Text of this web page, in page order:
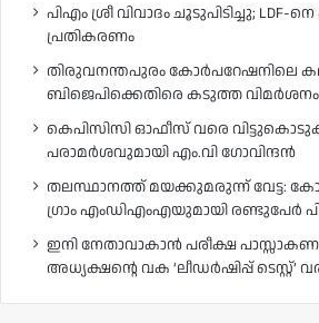
പിഎം ശ്രീ വിവാദം ചൂടുപിടിച്ചു; LDF-
പ്രതികരണം
തിരുവനന്തപുരം കോർപറേഷനിലെ
ബിജെപിക്കെതിരെ കടുത്ത വിമർശനം
കെപിസിസി ഓഫീസ് വരെ
പരാമർശവുമായി എം.വി ഗോവിന്ദൻ
തലസ്ഥാനത്ത് മയക്കുമരുന്ന് വേട്ട:
ഗ്രാം എംഡിഎംഎയുമായി രണ്ടുപേർ
ഇനി നേതാവാകാൻ പരീക്ഷ
അധ്യക്ഷന്റെ വക ‘ലീഡർഷിപ്പ് ടെസ്റ്റ്’